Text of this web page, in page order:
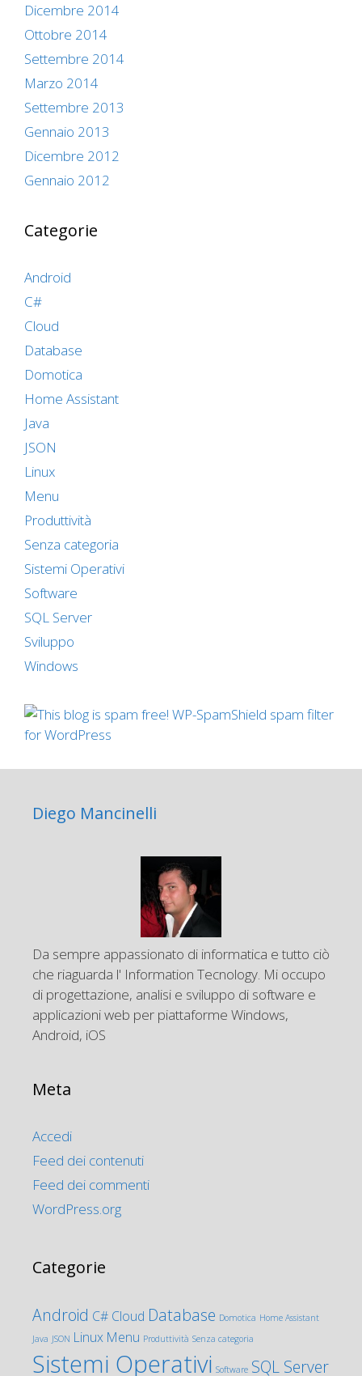
Dicembre 2014
Ottobre 2014
Settembre 2014
Marzo 2014
Settembre 2013
Gennaio 2013
Dicembre 2012
Gennaio 2012
Categorie
Android
C#
Cloud
Database
Domotica
Home Assistant
Java
JSON
Linux
Menu
Produttività
Senza categoria
Sistemi Operativi
Software
SQL Server
Sviluppo
Windows
Diego Mancinelli
Da sempre appassionato di informatica e tutto ciò
che riaguarda l' Information Tecnology. Mi occupo
di progettazione, analisi e sviluppo di software e
applicazioni web per piattaforme Windows,
Android, iOS
Meta
Accedi
Feed dei contenuti
Feed dei commenti
WordPress.org
Categorie
Android C# Cloud Database Domotica Home Assistant
Java JSON Linux Menu Produttività Senza categoria
Sistemi Operativi Software SQL Server